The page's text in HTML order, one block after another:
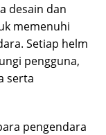
desain dan
memenuhi
Setiap helm
pengguna,
serta
pengendara